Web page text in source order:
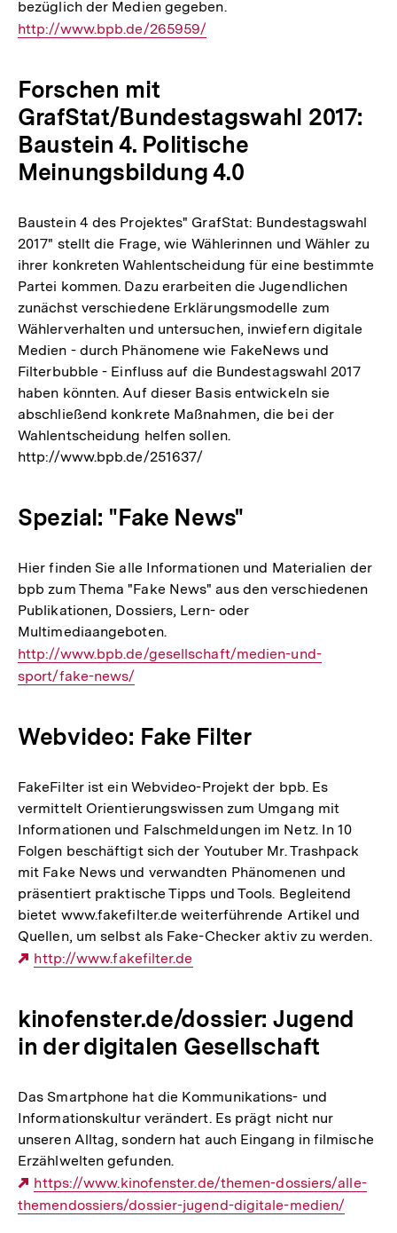
bezüglich der Medien gegeben.
Interner
http://www.bpb.de/265959/
Forschen mit
GrafStat/Bundestagswahl 2017:
Baustein 4. Politische
Meinungsbildung 4.0
Baustein 4 des Projektes" GrafStat: Bundestagswahl
2017" stellt die Frage, wie Wählerinnen und Wähler zu
ihrer konkreten Wahlentscheidung für eine bestimmte
Partei kommen. Dazu erarbeiten die Jugendlichen
zunächst verschiedene Erklärungsmodelle zum
Wählerverhalten und untersuchen, inwiefern digitale
Medien - durch Phänomene wie FakeNews und
Filterbubble - Einfluss auf die Bundestagswahl 2017
haben könnten. Auf dieser Basis entwickeln sie
abschließend konkrete Maßnahmen, die bei der
Wahlentscheidung helfen sollen.
http://www.bpb.de/251637/
Spezial: "Fake News"
Hier finden Sie alle Informationen und Materialien der
bpb zum Thema "Fake News" aus den verschiedenen
Publikationen, Dossiers, Lern- oder
Multimediaangeboten.
Interner
Link:
http://www.bpb.de/gesellschaft/medien-und-
sport/fake-news/
Webvideo: Fake Filter
FakeFilter ist ein Webvideo-Projekt der bpb. Es
vermittelt Orientierungswissen zum Umgang mit
Informationen und Falschmeldungen im Netz. In 10
Folgen beschäftigt sich der Youtuber Mr. Trashpack
mit Fake News und verwandten Phänomenen und
präsentiert praktische Tipps und Tools. Begleitend
bietet www.fakefilter.de weiterführende Artikel und
Quellen, um selbst als Fake-Checker aktiv zu werden.
Externer
http://www.fakefilter.de
kinofenster.de/dossier: Jugend
in der digitalen Gesellschaft
Das Smartphone hat die Kommunikations- und
Informationskultur verändert. Es prägt nicht nur
unseren Alltag, sondern hat auch Eingang in filmische
Erzählwelten gefunden.
Externer
Link:
https://www.kinofenster.de/themen-dossiers/alle-
themendossiers/dossier-jugend-digitale-medien/